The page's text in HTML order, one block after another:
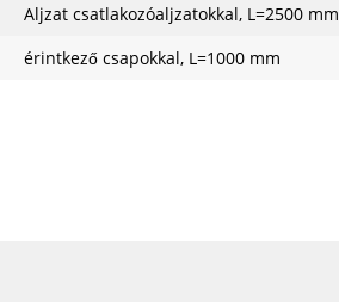
Aljzat csatlakozóaljzatokkal, L=2500 mm
érintkező csapokkal, L=1000 mm